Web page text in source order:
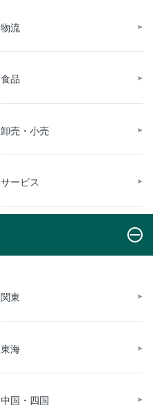
物流
食品
卸売・小売
サービス
関東
東海
中国・四国